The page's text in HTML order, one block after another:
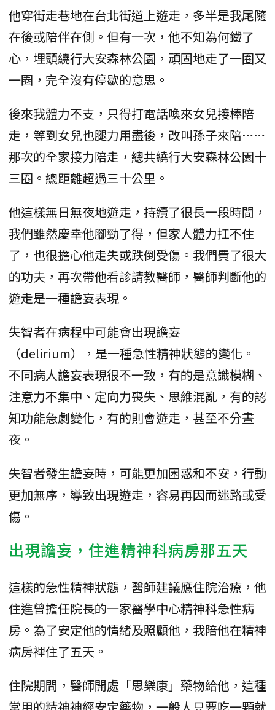
他穿街走巷地在台北街道上遊走，多半是我尾隨
在後或陪伴在側。但有一次，他不知為何鐵了
心，埋頭繞行大安森林公園，頑固地走了一圈又
一圈，完全沒有停歇的意思。
後來我體力不支，只得打電話喚來女兒接棒陪
走，等到女兒也腿力用盡後，改叫孫子來陪……
那次的全家接力陪走，總共繞行大安森林公園十
三圈。總距離超過三十公里。
他這樣無日無夜地遊走，持續了很長一段時間，
我們雖然慶幸他腳勁了得，但家人體力扛不住
了，也很擔心他走失或跌倒受傷。我們費了很大
的功夫，再次帶他看診請教醫師，醫師判斷他的
遊走是一種譫妄表現。
失智者在病程中可能會出現譫妄
（delirium），是一種急性精神狀態的變化。
不同病人譫妄表現很不一致，有的是意識模糊、
注意力不集中、定向力喪失、思維混亂，有的認
知功能急劇變化，有的則會遊走，甚至不分晝
夜。
失智者發生譫妄時，可能更加困惑和不安，行動
更加無序，導致出現遊走，容易再因而迷路或受
傷。
出現譫妄，住進精神科病房那五天
這樣的急性精神狀態，醫師建議應住院治療，他
住進曾擔任院長的一家醫學中心精神科急性病
房。為了安定他的情緒及照顧他，我陪他在精神
病房裡住了五天。
住院期間，醫師開處「思樂康」藥物給他，這種